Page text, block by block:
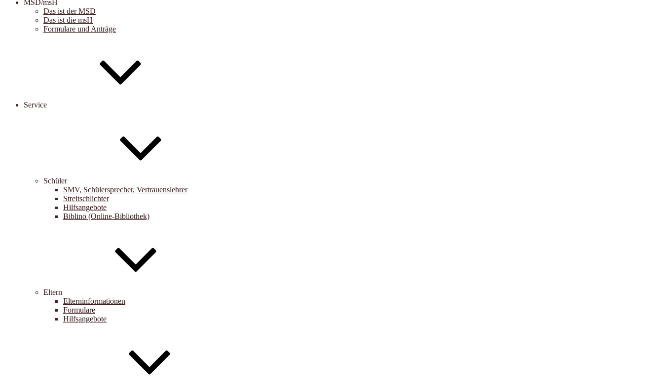
MSD/msH
Das ist der MSD
Das ist die msH
Formulare und Anträge
Service
Schüler
SMV, Schülersprecher, Vertrauenslehrer
Streitschlichter
Hilfsangebote
Biblino (Online-Bibliothek)
Eltern
Elterninformationen
Formulare
Hilfsangebote